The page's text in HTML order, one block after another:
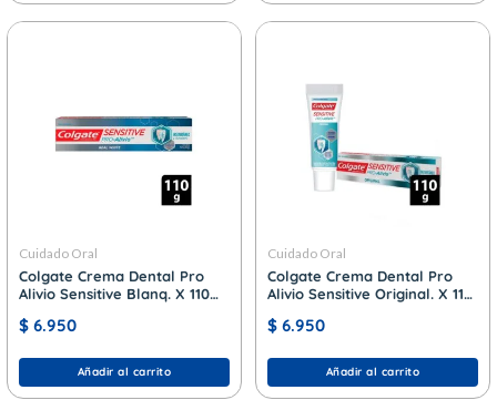
Cuidado Oral
Colgate Crema Dental Pro
Alivio Sensitive Blanq. X 110
$ 6.950
Añadir al carrito
Cuidado Oral
Colgate Crema Dental Pro
Alivio Sensitive Original. X 110
$ 6.950
Añadir al carrito